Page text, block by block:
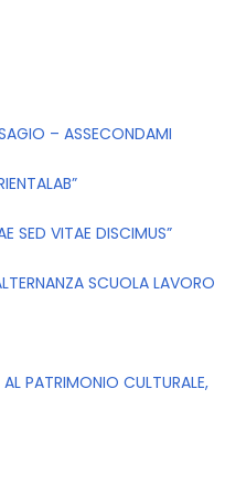
– ASSECONDAMI
SED VITAE DISCIMUS”
SCUOLA LAVORO
PATRIMONIO CULTURALE,